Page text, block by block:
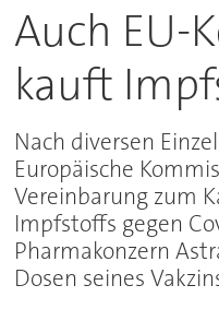
Auch EU-
kauft
Nach diversen
Europäische
Vereinbarung zum
Impfstoffs gegen
Pharmakonzern
Dosen seines